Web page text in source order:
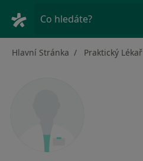
Co hledáte?
Hlavní Stránka Praktický Lékař